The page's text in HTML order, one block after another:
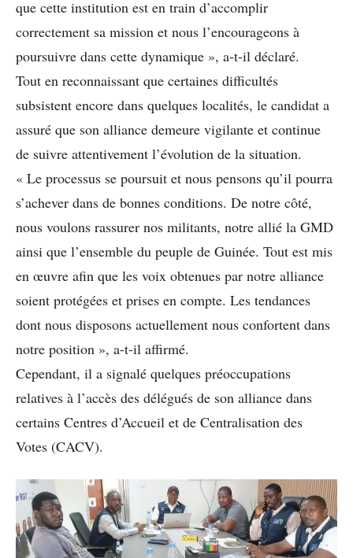
que cette institution est en train d’accomplir
correctement sa mission et nous l’encourageons à
poursuivre dans cette dynamique », a-t-il déclaré.
Tout en reconnaissant que certaines difficultés
subsistent encore dans quelques localités, le candidat a
assuré que son alliance demeure vigilante et continue
de suivre attentivement l’évolution de la situation.
« Le processus se poursuit et nous pensons qu’il pourra
s’achever dans de bonnes conditions. De notre côté,
nous voulons rassurer nos militants, notre allié la GMD
ainsi que l’ensemble du peuple de Guinée. Tout est mis
en œuvre afin que les voix obtenues par notre alliance
soient protégées et prises en compte. Les tendances
dont nous disposons actuellement nous confortent dans
notre position », a-t-il affirmé.
Cependant, il a signalé quelques préoccupations
relatives à l’accès des délégués de son alliance dans
certains Centres d’Accueil et de Centralisation des
Votes (CACV).